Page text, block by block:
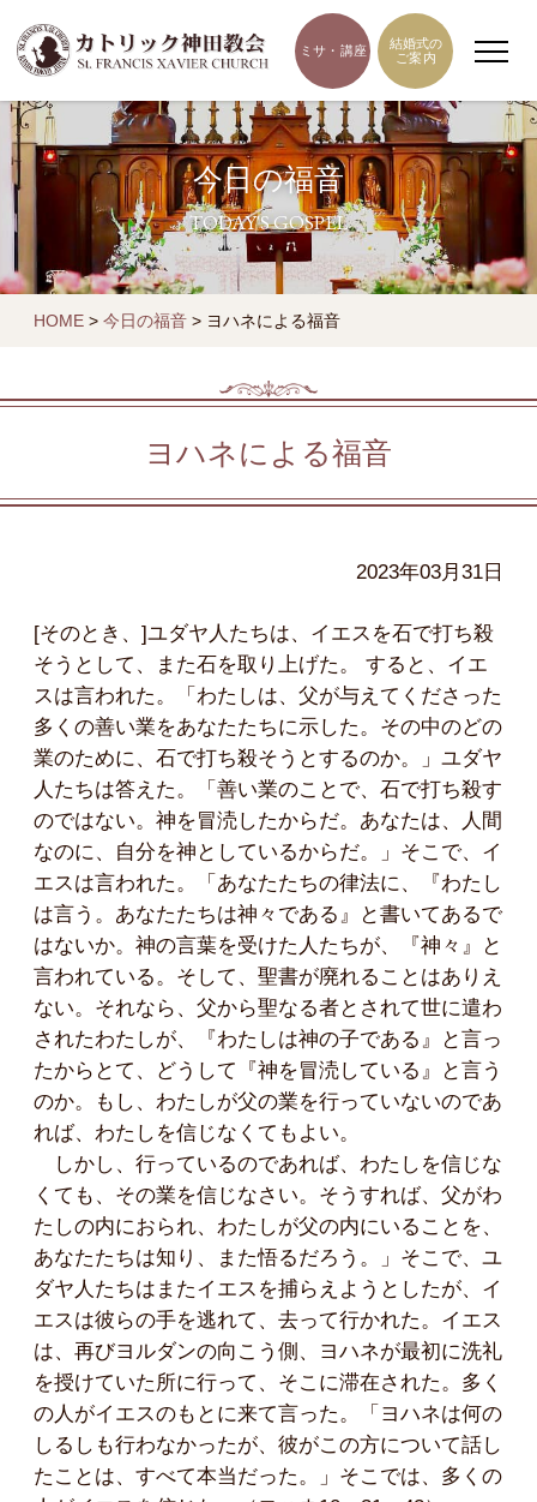
ミサ・講座
結婚式の
ご案内
今日の福音
TODAY'S GOSPEL
HOME > 今日の福音 > ヨハネによる福音
ヨハネによる福音
2023年03月31日
[そのとき、]ユダヤ人たちは、イエスを石で打ち殺
そうとして、また石を取り上げた。 すると、イエ
スは言われた。「わたしは、父が与えてくださった
多くの善い業をあなたたちに示した。その中のどの
業のために、石で打ち殺そうとするのか。」ユダヤ
人たちは答えた。「善い業のことで、石で打ち殺す
のではない。神を冒涜したからだ。あなたは、人間
なのに、自分を神としているからだ。」そこで、イ
エスは言われた。「あなたたちの律法に、『わたし
は言う。あなたたちは神々である』と書いてあるで
はないか。神の言葉を受けた人たちが、『神々』と
言われている。そして、聖書が廃れることはありえ
ない。それなら、父から聖なる者とされて世に遣わ
されたわたしが、『わたしは神の子である』と言っ
たからとて、どうして『神を冒涜している』と言う
のか。もし、わたしが父の業を行っていないのであ
れば、わたしを信じなくてもよい。
しかし、行っているのであれば、わたしを信じな
くても、その業を信じなさい。そうすれば、父がわ
たしの内におられ、わたしが父の内にいることを、
あなたたちは知り、また悟るだろう。」そこで、ユ
ダヤ人たちはまたイエスを捕らえようとしたが、イ
エスは彼らの手を逃れて、去って行かれた。イエス
は、再びヨルダンの向こう側、ヨハネが最初に洗礼
を授けていた所に行って、そこに滞在された。多く
の人がイエスのもとに来て言った。「ヨハネは何の
しるしも行わなかったが、彼がこの方について話し
たことは、すべて本当だった。」そこでは、多くの